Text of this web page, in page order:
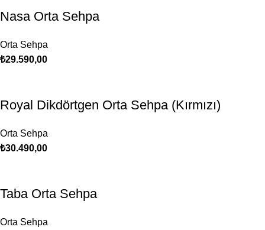
Nasa Orta Sehpa
Orta Sehpa
₺29.590,00
Royal Dikdörtgen Orta Sehpa (Kırmızı)
Orta Sehpa
₺30.490,00
Taba Orta Sehpa
Orta Sehpa